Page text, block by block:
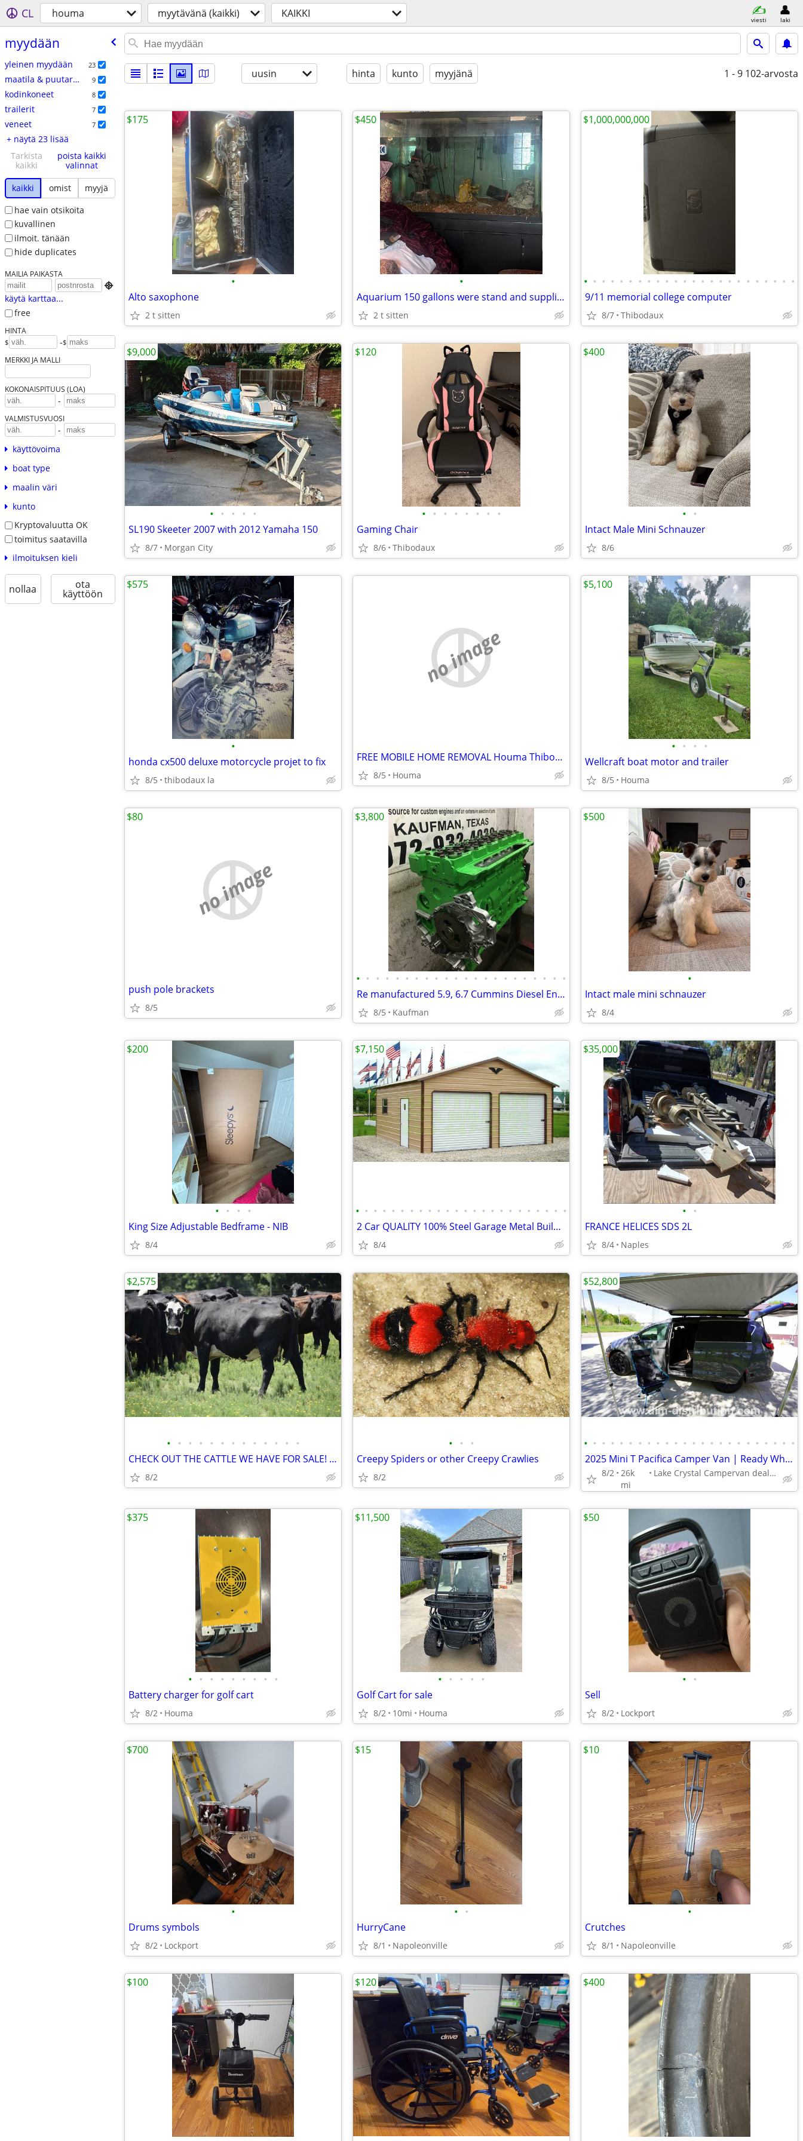
CL houma myytävänä (kaikki) KAIKKI viesti laki
myydään
yleinen myydään 23
maatila & puutarha 9
kodinkoneet 8
trailerit 7
veneet 7
+ näytä 23 lisää
Tarkista
kaikki
poista kaikki
valinnat
kaikki
omist
myyjä
hae vain otsikoita
kuvallinen
ilmoit. tänään
hide duplicates
MAILIA PAIKASTA

käytä karttaa...
free
HINTA
$ -$
MERKKI JA MALLI
KOKONAISPITUUS (LOA)
-
VALMISTUSVUOSI
-
käyttövoima
boat type
maalin väri
kunto
Kryptovaluutta OK
toimitus saatavilla
ilmoituksen kieli
nollaa ota
käyttöön
uusin hinta kunto myyjänä 1 - 9 102-arvosta
•
Alto saxophone
2 t sitten
$175
•
Aquarium 150 gallons were stand and supplies
2 t sitten
$450
• • • • • • • • • • • • • • • • • • • • • • • •
9/11 memorial college computer
8/7 Thibodaux
$1,000,000,000
• • • • •
SL190 Skeeter 2007 with 2012 Yamaha 150
8/7 Morgan City
$9,000
• • • • • • • •
Gaming Chair
8/6 Thibodaux
$120
• •
Intact Male Mini Schnauzer
8/6
$400
•
honda cx500 deluxe motorcycle projet to fix
8/5 thibodaux la
$575
no image
FREE MOBILE HOME REMOVAL Houma Thibodeaux Gray Morgan City New Orleans
8/5 Houma
• • • •
Wellcraft boat motor and trailer
8/5 Houma
$5,100
no image
push pole brackets
8/5
$80
• • • • • • • • • • • • • • • • • • • • • •
Re manufactured 5.9, 6.7 Cummins Diesel Engine Long Blocks
8/5 Kaufman
$3,800
•
Intact male mini schnauzer
8/4
$500
• • • •
King Size Adjustable Bedframe - NIB
8/4
$200
• • • • • • • • • • • • • • • • • • • • • • • •
2 Car QUALITY 100% Steel Garage Metal Building Equipment Storage Shed
8/4
$7,150
• •
FRANCE HELICES SDS 2L
8/4 Naples
$35,000
• • • • • • • • • • • • •
CHECK OUT THE CATTLE WE HAVE FOR SALE! 3 GREAT SETS!
8/2
$2,575
• • •
Creepy Spiders or other Creepy Crawlies
8/2
• • • • • • • • • • • • • • • • • • • • • • • •
2025 Mini T Pacifica Camper Van | Ready When the Road Calls
8/2 26k
mi
Lake Crystal Campervan dealer
$52,800
• • • • • • • • •
Battery charger for golf cart
8/2 Houma
$375
• • • • •
Golf Cart for sale
8/2 10mi Houma
$11,500
• •
Sell
8/2 Lockport
$50
•
Drums symbols
8/2 Lockport
$700
• •
HurryCane
8/1 Napoleonville
$15
•
Crutches
8/1 Napoleonville
$10
$100 $120 $400